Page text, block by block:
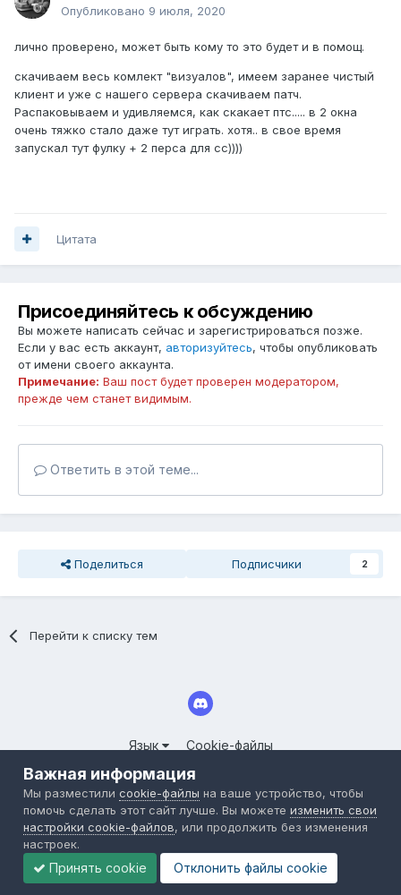
Опубликовано 9 июля, 2020
лично проверено, может быть кому то это будет и в помощ.
скачиваем весь комлект "визуалов", имеем заранее чистый
клиент и уже с нашего сервера скачиваем патч.
Распаковываем и удивляемся, как скакает птс..... в 2 окна
очень тяжко стало даже тут играть. хотя.. в свое время
запускал тут фулку + 2 перса для сс))))
Цитата
Присоединяйтесь к обсуждению
Вы можете написать сейчас и зарегистрироваться позже.
Если у вас есть аккаунт, авторизуйтесь, чтобы опубликовать
от имени своего аккаунта.
Примечание: Ваш пост будет проверен модератором,
прежде чем станет видимым.
Ответить в этой теме...
Поделиться Подписчики 2
Перейти к списку тем
Язык Cookie-файлы
© 2025 СООБЩЕСТВО СЕРВЕРОВ LINEAGE II FORUM.CLOUDY-
WORLD.RU
Powered by Invision Community
Важная информация
Мы разместилиcookie-файлы на ваше устройство, чтобы
помочь сделать этот сайт лучше. Вы можетеизменить свои
настройки cookie-файлов, или продолжить без изменения
настроек.
Принять cookie Отклонить файлы сookie